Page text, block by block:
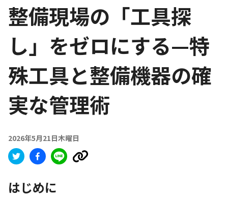
整備現場の「工具探
し」をゼロにする—特
殊工具と整備機器の確
実な管理術
2026年5月21日木曜日
はじめに